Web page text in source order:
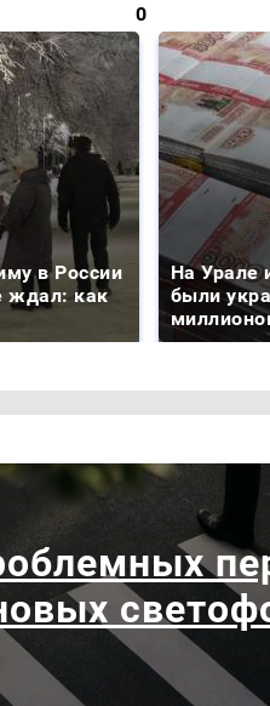
0
в России
ждал: как
На Урале
были